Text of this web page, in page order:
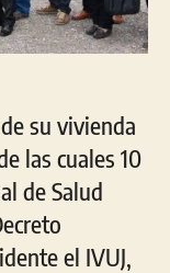
su vivienda
las cuales 10
de Salud
el IVUJ,